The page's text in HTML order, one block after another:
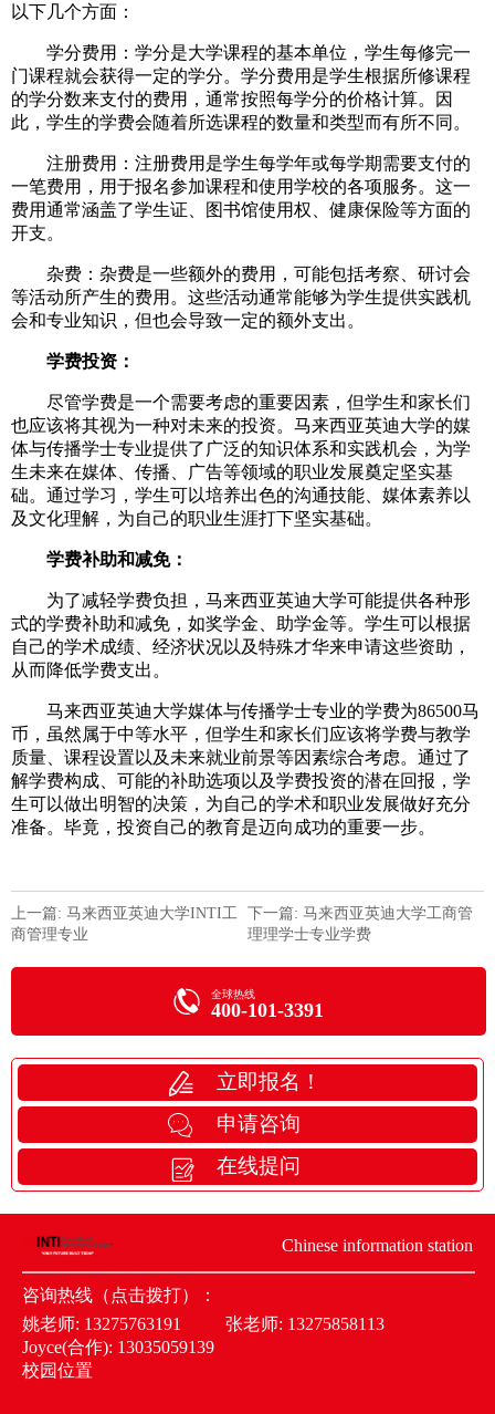
以下几个方面：
学分费用：学分是大学课程的基本单位，学生每修完一
门课程就会获得一定的学分。学分费用是学生根据所修课程
的学分数来支付的费用，通常按照每学分的价格计算。因
此，学生的学费会随着所选课程的数量和类型而有所不同。
注册费用：注册费用是学生每学年或每学期需要支付的
一笔费用，用于报名参加课程和使用学校的各项服务。这一
费用通常涵盖了学生证、图书馆使用权、健康保险等方面的
开支。
杂费：杂费是一些额外的费用，可能包括考察、研讨会
等活动所产生的费用。这些活动通常能够为学生提供实践机
会和专业知识，但也会导致一定的额外支出。
学费投资：
尽管学费是一个需要考虑的重要因素，但学生和家长们
也应该将其视为一种对未来的投资。马来西亚英迪大学的媒
体与传播学士专业提供了广泛的知识体系和实践机会，为学
生未来在媒体、传播、广告等领域的职业发展奠定坚实基
础。通过学习，学生可以培养出色的沟通技能、媒体素养以
及文化理解，为自己的职业生涯打下坚实基础。
学费补助和减免：
为了减轻学费负担，马来西亚英迪大学可能提供各种形
式的学费补助和减免，如奖学金、助学金等。学生可以根据
自己的学术成绩、经济状况以及特殊才华来申请这些资助，
从而降低学费支出。
马来西亚英迪大学媒体与传播学士专业的学费为86500马
币，虽然属于中等水平，但学生和家长们应该将学费与教学
质量、课程设置以及未来就业前景等因素综合考虑。通过了
解学费构成、可能的补助选项以及学费投资的潜在回报，学
生可以做出明智的决策，为自己的学术和职业发展做好充分
准备。毕竟，投资自己的教育是迈向成功的重要一步。
上一篇: 马来西亚英迪大学INTI工
商管理专业
下一篇: 马来西亚英迪大学工商管
理理学士专业学费
全球热线
400-101-3391
立即报名！
申请咨询
在线提问
Chinese information station
咨询热线（点击拨打）：
姚老师: 13275763191 张老师: 13275858113
Joyce(合作): 13035059139
校园位置